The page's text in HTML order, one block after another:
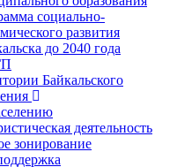
социально-
развития
до 2040 года
Байкальского
деятельность
зонирование